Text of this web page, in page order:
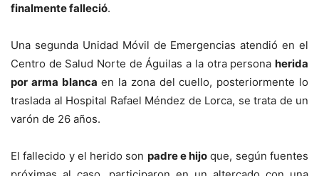
finalmente falleció.
Una segunda Unidad Móvil de Emergencias atendió en el
Centro de Salud Norte de Águilas a la otra persona herida
por arma blanca en la zona del cuello, posteriormente lo
traslada al Hospital Rafael Méndez de Lorca, se trata de un
varón de 26 años.
El fallecido y el herido son padre e hijo que, según fuentes